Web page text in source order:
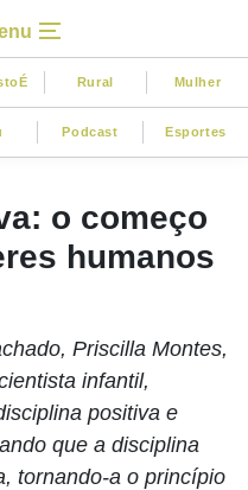
Rural Mulher
Podcast Esportes
o começo
humanos
Priscilla Montes,
infantil,
positiva e
que a disciplina
tornando-a o princípio